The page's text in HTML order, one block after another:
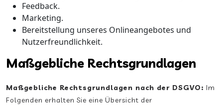
Feedback.
Marketing.
Bereitstellung unseres Onlineangebotes und
Nutzerfreundlichkeit.
Maßgebliche Rechtsgrundlagen
Maßgebliche Rechtsgrundlagen nach der DSGVO: Im
Folgenden erhalten Sie eine Übersicht der